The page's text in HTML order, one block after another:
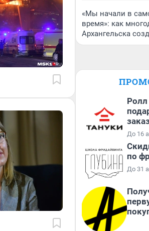
«Мы начали в
время»: как
Архангельска
До 16
по
До 31